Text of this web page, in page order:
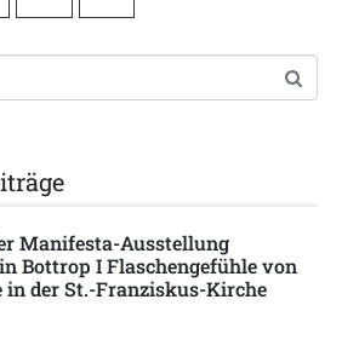
Manifesta-Ausstellung
Bottrop I Flaschengefühle von
in der St.-Franziskus-Kirche